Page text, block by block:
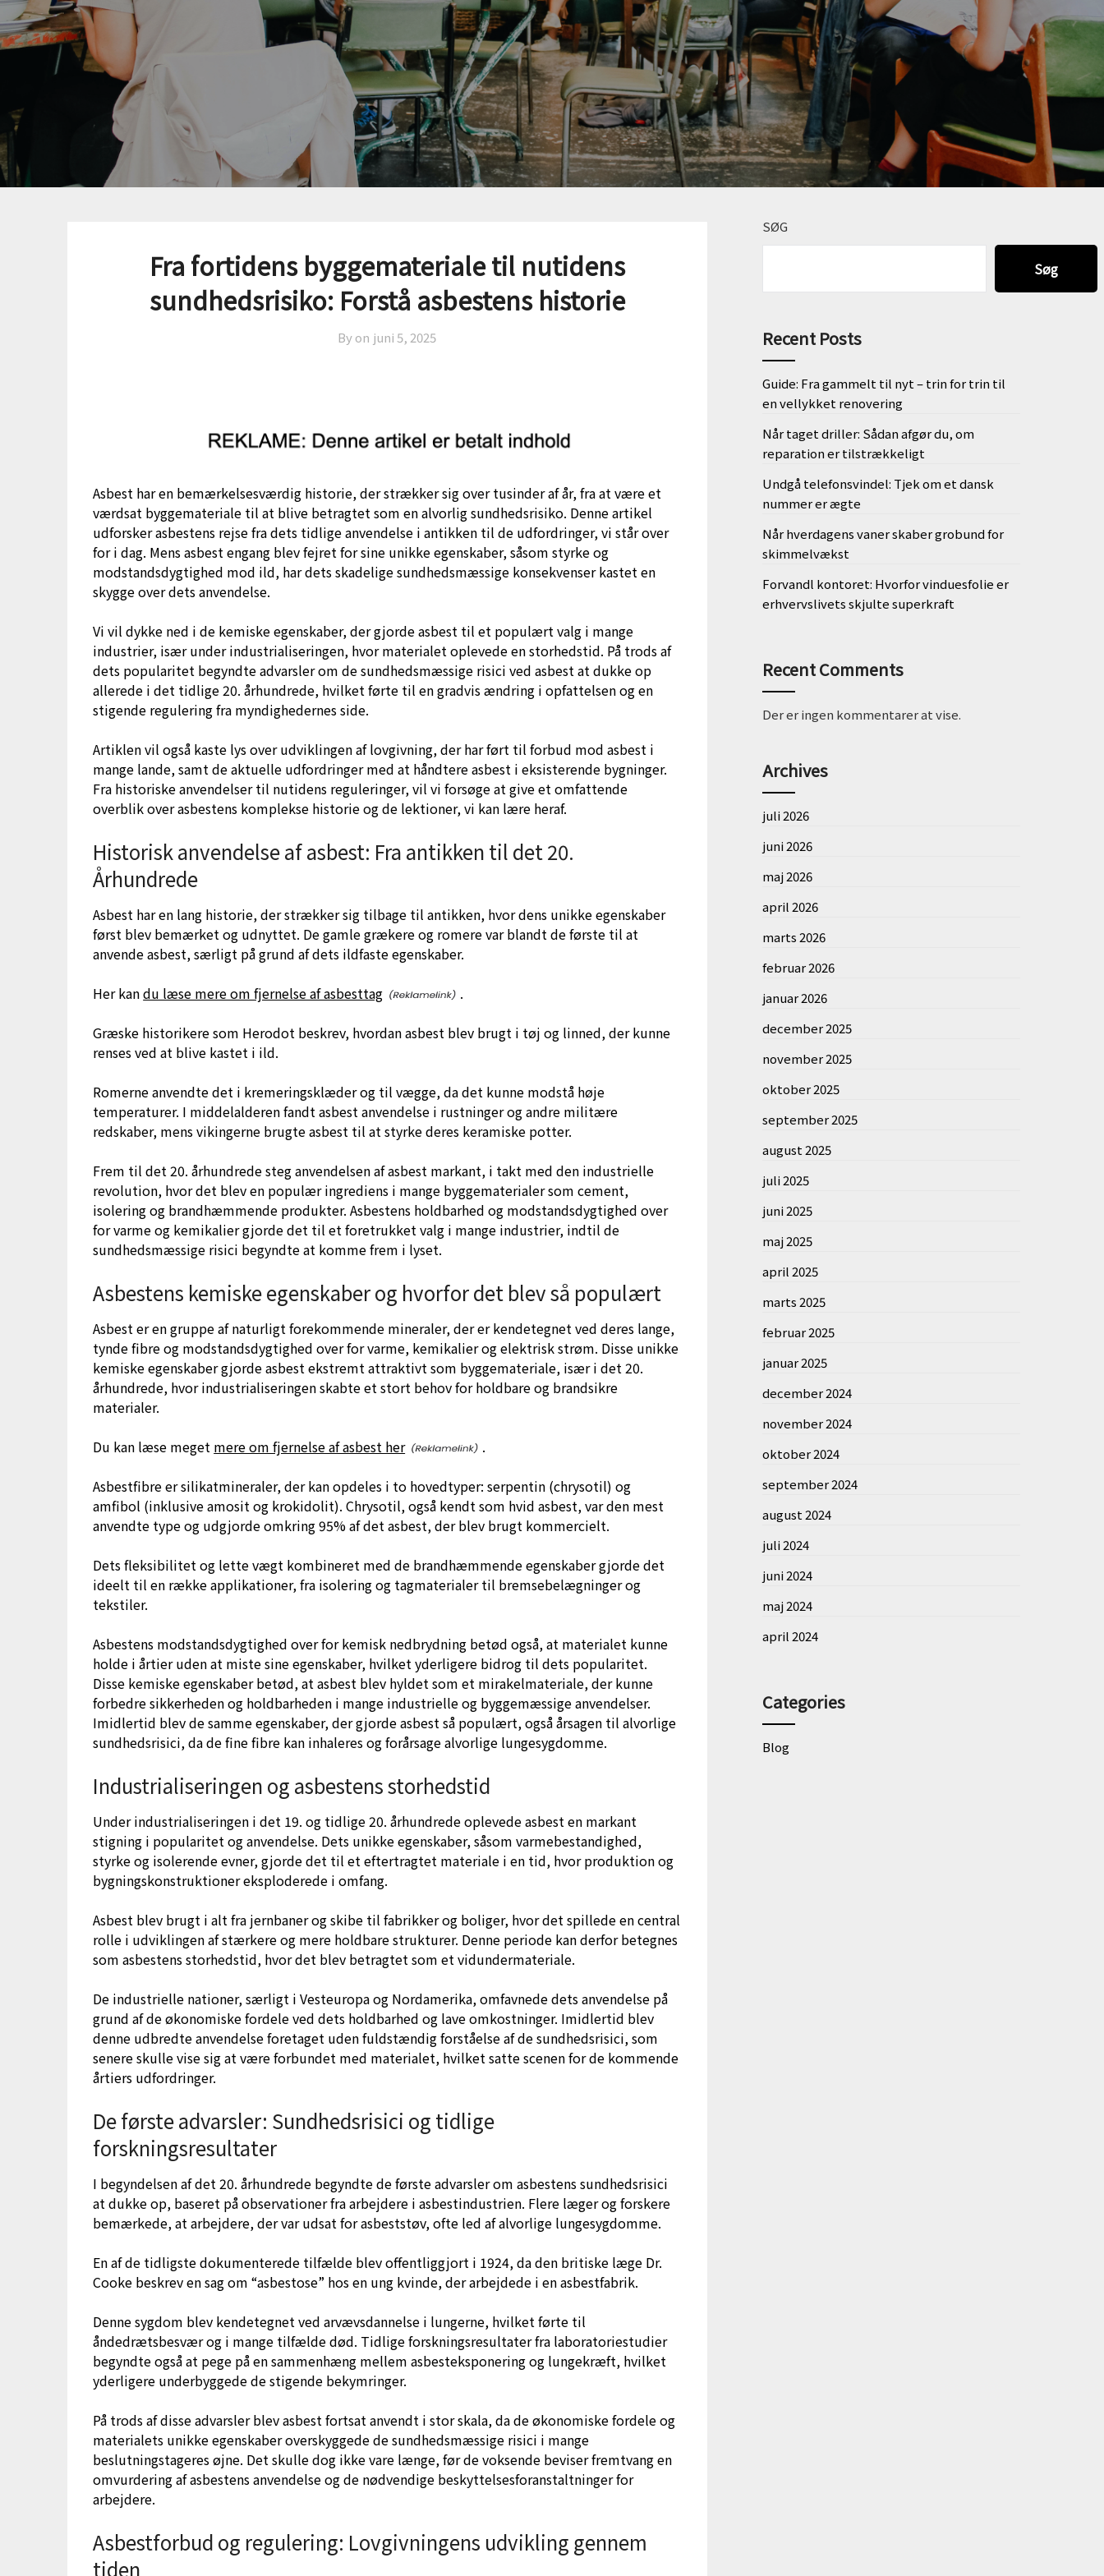
Fra fortidens byggemateriale til nutidens
sundhedsrisiko: Forstå asbestens historie
By on juni 5, 2025
Asbest har en bemærkelsesværdig historie, der strækker sig over tusinder af år, fra at være et
værdsat byggemateriale til at blive betragtet som en alvorlig sundhedsrisiko. Denne artikel
udforsker asbestens rejse fra dets tidlige anvendelse i antikken til de udfordringer, vi står over
for i dag. Mens asbest engang blev fejret for sine unikke egenskaber, såsom styrke og
modstandsdygtighed mod ild, har dets skadelige sundhedsmæssige konsekvenser kastet en
skygge over dets anvendelse.
Vi vil dykke ned i de kemiske egenskaber, der gjorde asbest til et populært valg i mange
industrier, især under industrialiseringen, hvor materialet oplevede en storhedstid. På trods af
dets popularitet begyndte advarsler om de sundhedsmæssige risici ved asbest at dukke op
allerede i det tidlige 20. århundrede, hvilket førte til en gradvis ændring i opfattelsen og en
stigende regulering fra myndighedernes side.
Artiklen vil også kaste lys over udviklingen af lovgivning, der har ført til forbud mod asbest i
mange lande, samt de aktuelle udfordringer med at håndtere asbest i eksisterende bygninger.
Fra historiske anvendelser til nutidens reguleringer, vil vi forsøge at give et omfattende
overblik over asbestens komplekse historie og de lektioner, vi kan lære heraf.
Historisk anvendelse af asbest: Fra antikken til det 20.
Århundrede
Asbest har en lang historie, der strækker sig tilbage til antikken, hvor dens unikke egenskaber
først blev bemærket og udnyttet. De gamle grækere og romere var blandt de første til at
anvende asbest, særligt på grund af dets ildfaste egenskaber.
Her kandu læse mere om fjernelse af asbesttag
.
Græske historikere som Herodot beskrev, hvordan asbest blev brugt i tøj og linned, der kunne
renses ved at blive kastet i ild.
Romerne anvendte det i kremeringsklæder og til vægge, da det kunne modstå høje
temperaturer. I middelalderen fandt asbest anvendelse i rustninger og andre militære
redskaber, mens vikingerne brugte asbest til at styrke deres keramiske potter.
Frem til det 20. århundrede steg anvendelsen af asbest markant, i takt med den industrielle
revolution, hvor det blev en populær ingrediens i mange byggematerialer som cement,
isolering og brandhæmmende produkter. Asbestens holdbarhed og modstandsdygtighed over
for varme og kemikalier gjorde det til et foretrukket valg i mange industrier, indtil de
sundhedsmæssige risici begyndte at komme frem i lyset.
Asbestens kemiske egenskaber og hvorfor det blev så populært
Asbest er en gruppe af naturligt forekommende mineraler, der er kendetegnet ved deres lange,
tynde fibre og modstandsdygtighed over for varme, kemikalier og elektrisk strøm. Disse unikke
kemiske egenskaber gjorde asbest ekstremt attraktivt som byggemateriale, især i det 20.
århundrede, hvor industrialiseringen skabte et stort behov for holdbare og brandsikre
materialer.
Du kan læse meget mere om fjernelse af asbest her
.
Asbestfibre er silikatmineraler, der kan opdeles i to hovedtyper: serpentin (chrysotil) og
amfibol (inklusive amosit og krokidolit). Chrysotil, også kendt som hvid asbest, var den mest
anvendte type og udgjorde omkring 95% af det asbest, der blev brugt kommercielt.
Dets fleksibilitet og lette vægt kombineret med de brandhæmmende egenskaber gjorde det
ideelt til en række applikationer, fra isolering og tagmaterialer til bremsebelægninger og
tekstiler.
Asbestens modstandsdygtighed over for kemisk nedbrydning betød også, at materialet kunne
holde i årtier uden at miste sine egenskaber, hvilket yderligere bidrog til dets popularitet.
Disse kemiske egenskaber betød, at asbest blev hyldet som et mirakelmateriale, der kunne
forbedre sikkerheden og holdbarheden i mange industrielle og byggemæssige anvendelser.
Imidlertid blev de samme egenskaber, der gjorde asbest så populært, også årsagen til alvorlige
sundhedsrisici, da de fine fibre kan inhaleres og forårsage alvorlige lungesygdomme.
Industrialiseringen og asbestens storhedstid
Under industrialiseringen i det 19. og tidlige 20. århundrede oplevede asbest en markant
stigning i popularitet og anvendelse. Dets unikke egenskaber, såsom varmebestandighed,
styrke og isolerende evner, gjorde det til et eftertragtet materiale i en tid, hvor produktion og
bygningskonstruktioner eksploderede i omfang.
Asbest blev brugt i alt fra jernbaner og skibe til fabrikker og boliger, hvor det spillede en central
rolle i udviklingen af stærkere og mere holdbare strukturer. Denne periode kan derfor betegnes
som asbestens storhedstid, hvor det blev betragtet som et vidundermateriale.
De industrielle nationer, særligt i Vesteuropa og Nordamerika, omfavnede dets anvendelse på
grund af de økonomiske fordele ved dets holdbarhed og lave omkostninger. Imidlertid blev
denne udbredte anvendelse foretaget uden fuldstændig forståelse af de sundhedsrisici, som
senere skulle vise sig at være forbundet med materialet, hvilket satte scenen for de kommende
årtiers udfordringer.
De første advarsler: Sundhedsrisici og tidlige
forskningsresultater
I begyndelsen af det 20. århundrede begyndte de første advarsler om asbestens sundhedsrisici
at dukke op, baseret på observationer fra arbejdere i asbestindustrien. Flere læger og forskere
bemærkede, at arbejdere, der var udsat for asbeststøv, ofte led af alvorlige lungesygdomme.
En af de tidligste dokumenterede tilfælde blev offentliggjort i 1924, da den britiske læge Dr.
Cooke beskrev en sag om “asbestose” hos en ung kvinde, der arbejdede i en asbestfabrik.
Denne sygdom blev kendetegnet ved arvævsdannelse i lungerne, hvilket førte til
åndedrætsbesvær og i mange tilfælde død. Tidlige forskningsresultater fra laboratoriestudier
begyndte også at pege på en sammenhæng mellem asbesteksponering og lungekræft, hvilket
yderligere underbyggede de stigende bekymringer.
På trods af disse advarsler blev asbest fortsat anvendt i stor skala, da de økonomiske fordele og
materialets unikke egenskaber overskyggede de sundhedsmæssige risici i mange
beslutningstageres øjne. Det skulle dog ikke vare længe, før de voksende beviser fremtvang en
omvurdering af asbestens anvendelse og de nødvendige beskyttelsesforanstaltninger for
arbejdere.
Asbestforbud og regulering: Lovgivningens udvikling gennem
tiden
SØG
Søg
Recent Posts
Guide: Fra gammelt til nyt – trin for trin til
en vellykket renovering
Når taget driller: Sådan afgør du, om
reparation er tilstrækkeligt
Undgå telefonsvindel: Tjek om et dansk
nummer er ægte
Når hverdagens vaner skaber grobund for
skimmelvækst
Forvandl kontoret: Hvorfor vinduesfolie er
erhvervslivets skjulte superkraft
Recent Comments
Der er ingen kommentarer at vise.
Archives
juli 2026
juni 2026
maj 2026
april 2026
marts 2026
februar 2026
januar 2026
december 2025
november 2025
oktober 2025
september 2025
august 2025
juli 2025
juni 2025
maj 2025
april 2025
marts 2025
februar 2025
januar 2025
december 2024
november 2024
oktober 2024
september 2024
august 2024
juli 2024
juni 2024
maj 2024
april 2024
Categories
Blog